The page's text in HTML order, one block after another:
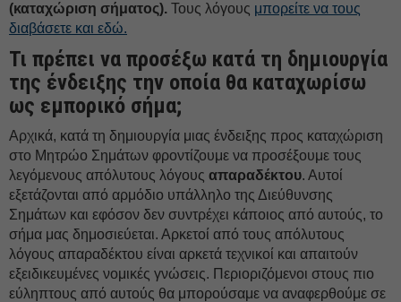
(καταχώριση σήματος). Τους λόγους μπορείτε να τους
διαβάσετε και εδώ.
Τι πρέπει να προσέξω κατά τη δημιουργία
της ένδειξης την οποία θα καταχωρίσω
ως εμπορικό σήμα;
Αρχικά, κατά τη δημιουργία μιας ένδειξης προς καταχώριση
στο Μητρώο Σημάτων φροντίζουμε να προσέξουμε τους
λεγόμενους απόλυτους λόγους απαραδέκτου. Αυτοί
εξετάζονται από αρμόδιο υπάλληλο της Διεύθυνσης
Σημάτων και εφόσον δεν συντρέχει κάποιος από αυτούς, το
σήμα μας δημοσιεύεται. Αρκετοί από τους απόλυτους
λόγους απαραδέκτου είναι αρκετά τεχνικοί και απαιτούν
εξειδικευμένες νομικές γνώσεις. Περιοριζόμενοι στους πιο
εύληπτους από αυτούς θα μπορούσαμε να αναφερθούμε σε